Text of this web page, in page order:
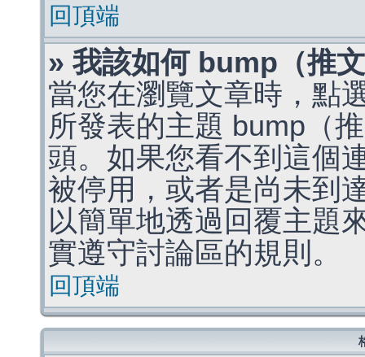
回頂端
» 我該如何 bump（推
當您在瀏覽文章時，點
所發表的主題 bump（
頭。如果您看不到這個
被停用，或者是尚未到
以簡單地透過回覆主題
實遵守討論區的規則。
回頂端